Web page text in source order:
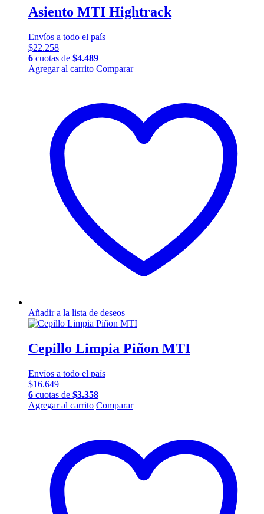
Asiento MTI Hightrack
Envíos a todo el país
$22.258
6 cuotas de $4.489
Agregar al carrito Este
variantes.
Las
Comparar
Añadir a la lista de deseos
Cepillo Limpia Piñon MTI
Envíos a todo el país
$16.649
6 cuotas de $3.358
Agregar al carrito Comparar